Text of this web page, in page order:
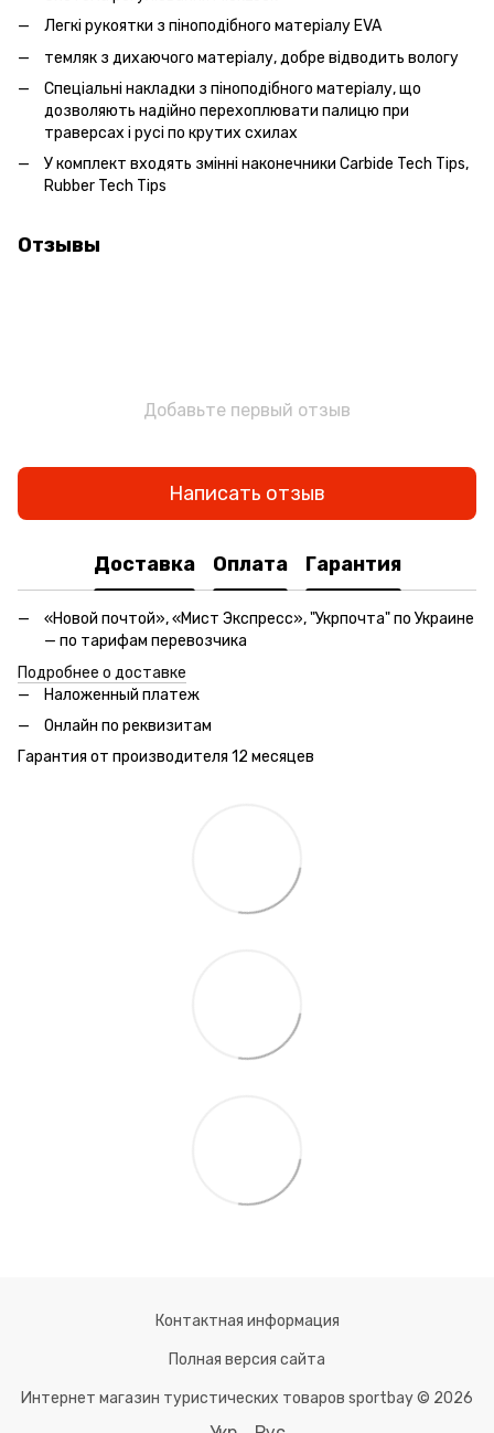
Легкі рукоятки з піноподібного матеріалу EVA
темляк з дихаючого матеріалу, добре відводить вологу
Спеціальні накладки з піноподібного матеріалу, що
дозволяють надійно перехоплювати палицю при
траверсах і русі по крутих схилах
У комплект входять змінні наконечники Сarbide Tech Tips,
Rubber Tech Tips
Отзывы
Добавьте первый отзыв
Написать отзыв
Доставка Оплата Гарантия
«Новой почтой», «Мист Экспресс», "Укрпочта" по Украине
— по тарифам перевозчика
Подробнее о доставке
Наложенный платеж
Онлайн по реквизитам
Гарантия от производителя 12 месяцев
Контактная информация
Полная версия сайта
Интернет магазин туристических товаров sportbay © 2026